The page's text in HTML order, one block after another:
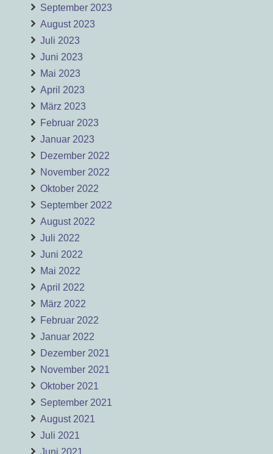
September 2023
August 2023
Juli 2023
Juni 2023
Mai 2023
April 2023
März 2023
Februar 2023
Januar 2023
Dezember 2022
November 2022
Oktober 2022
September 2022
August 2022
Juli 2022
Juni 2022
Mai 2022
April 2022
März 2022
Februar 2022
Januar 2022
Dezember 2021
November 2021
Oktober 2021
September 2021
August 2021
Juli 2021
Juni 2021